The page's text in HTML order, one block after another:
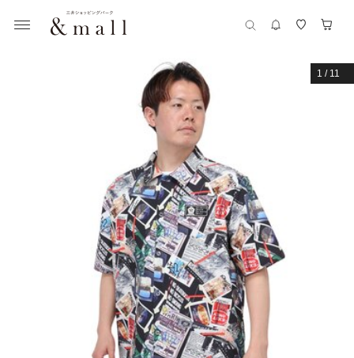
1 / 11